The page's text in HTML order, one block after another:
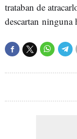
trataban de
descartan ninguna